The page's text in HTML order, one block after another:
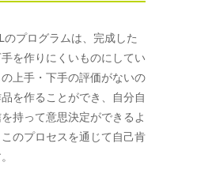
のプログラムは、完成した
を作りにくいものにしてい
上手・下手の評価がないの
を作ることができ、自分自
持って意思決定ができるよ
のプロセスを通じて自己肯